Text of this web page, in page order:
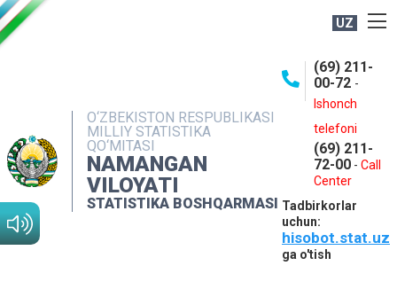
UZ
O‘ZBEKISTON RESPUBLIKASI
MILLIY STATISTIKA
QO‘MITASI
NAMANGAN
VILOYATI
STATISTIKA BOSHQARMASI
(69) 211-
00-72 -
Ishonch
telefoni
(69) 211-
72-00 - Call
Center
Tadbirkorlar
uchun:
hisobot.stat.uz
ga o'tish
NASHRLAR
INTERAKTIV XIZMATLAR
MATBUOT XIZMATI
MUROJAATLAR